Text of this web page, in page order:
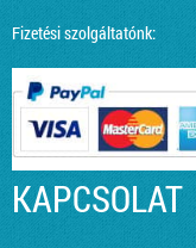
Fizetési szolgáltatónk:
KAPCSOLAT